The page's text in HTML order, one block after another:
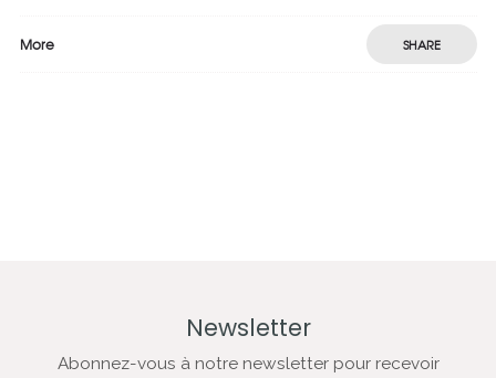
More SHARE
Newsletter
Abonnez-vous à notre newsletter pour recevoir